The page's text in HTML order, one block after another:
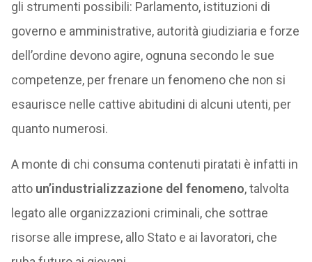
gli strumenti possibili: Parlamento, istituzioni di
governo e amministrative, autorità giudiziaria e forze
dell’ordine devono agire, ognuna secondo le sue
competenze, per frenare un fenomeno che non si
esaurisce nelle cattive abitudini di alcuni utenti, per
quanto numerosi.
A monte di chi consuma contenuti piratati è infatti in
atto un’industrializzazione del fenomeno, talvolta
legato alle organizzazioni criminali, che sottrae
risorse alle imprese, allo Stato e ai lavoratori, che